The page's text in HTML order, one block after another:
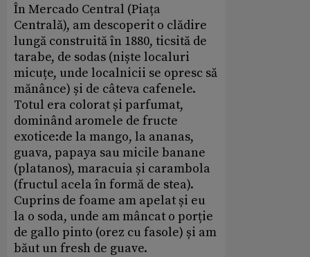
În Mercado Central (Piața
Centrală), am descoperit o clădire
lungă construită în 1880, ticsită de
tarabe, de sodas (niște localuri
micuțe, unde localnicii se opresc să
mănânce) și de câteva cafenele.
Totul era colorat și parfumat,
dominând aromele de fructe
exotice:de la mango, la ananas,
guava, papaya sau micile banane
(platanos), maracuia și carambola
(fructul acela în formă de stea).
Cuprins de foame am apelat și eu
la o soda, unde am mâncat o porție
de gallo pinto (orez cu fasole) și am
băut un fresh de guave.